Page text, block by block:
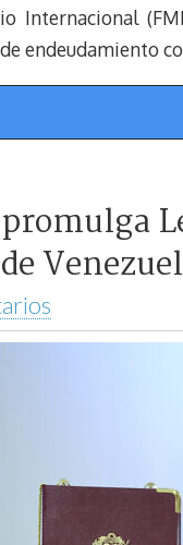
Internacional
endeudamiento